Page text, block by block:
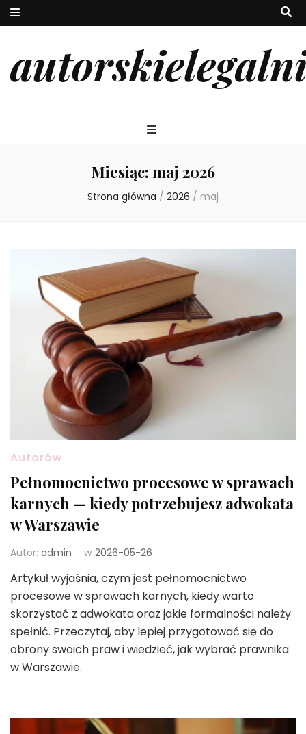
Miesiąc: maj 2026
Strona główna / 2026 / maj
Autorów
Pełnomocnictwo procesowe w sprawach
karnych — kiedy potrzebujesz adwokata
w Warszawie
Autor: admin w 2026-05-26
Artykuł wyjaśnia, czym jest pełnomocnictwo
procesowe w sprawach karnych, kiedy warto
skorzystać z adwokata oraz jakie formalności należy
spełnić. Przeczytaj, aby lepiej przygotować się do
obrony swoich praw i wiedzieć, jak wybrać prawnika
w Warszawie.